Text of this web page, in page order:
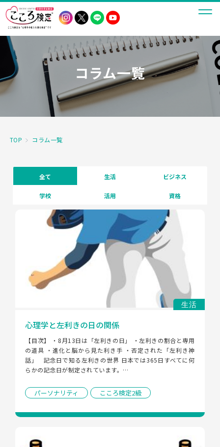
コラム一覧
TOP コラム一覧
全て 生活 ビジネス
学校 活用 資格
生活
心理学と左利きの日の関係
【目次】 ・8月13日は「左利きの日」 ・左利きの割合と専用
の道具 ・進化と脳から見た利き手 ・否定された「左利き神
話」   記念日で知る左利きの世界 日本では365日すべてに何
らかの記念日が制定されています。…
パーソナリティ こころ検定2級